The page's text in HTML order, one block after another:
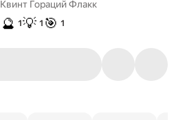
Квинт Гораций Флакк
🔮 1💡 1 🎯 1